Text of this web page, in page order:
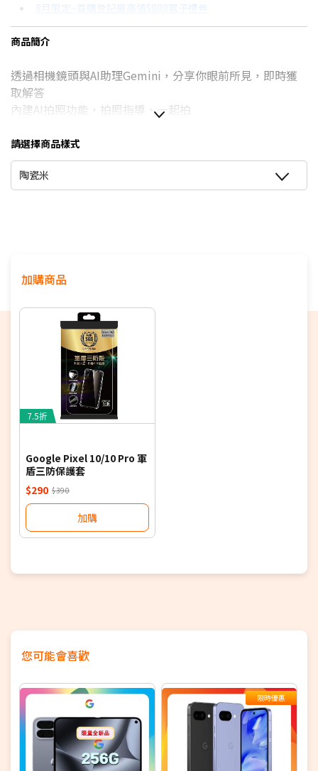
6期 0利率
12期 0利率
18期 0利率
6期
12期
$2,124
$1,416
$4,545
$2,272
7家銀行/業者
18家銀行/業者
18家銀行/業者
8月限定~首購登記最高領$888電子禮券
台灣大哥大Open Possible聯名卡滿額最高回饋25%
★舊機回收★限量加碼10%回饋
更多信用卡分期0利率滿額享回饋
AI手機有哪些？→點我看達人教你買
商品簡介
透過相機鏡頭與AI助理Gemini，分享你眼前所見，即時獲
取解答
內建AI拍照功能，拍照指導、一起拍
7年的作業系統更新、Pixel Drop最新功能推送
電池續航力長達24小時，IP68抗水防護等級
Pro限定:Pixel史上最強變焦倍率，100倍專業解析變焦
請選擇商品樣式
陶瓷米
加購商品
7.5折
Google Pixel 10/10 Pro 軍
盾三防保護套
$290 $390
加購
您可能會喜歡
限時優惠